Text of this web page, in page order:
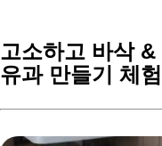
고소하고 바삭 &
유과 만들기 체험